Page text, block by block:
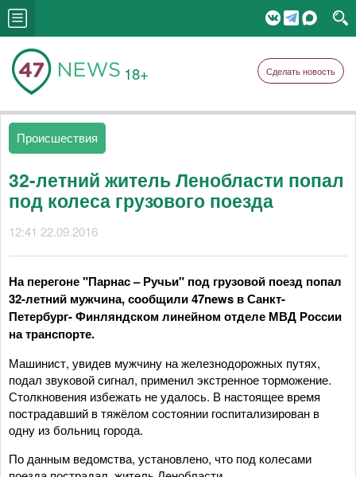
18+ Сделать новость
Происшествия
32-летний житель Ленобласти попал
под колеса грузового поезда
12:41 22.09.2016
На перегоне "Парнас – Ручьи" под грузовой поезд попал
32-летний мужчина, сообщили 47news в Санкт-
Петербург- Финляндском линейном отделе МВД России
на транспорте.
Машинист, увидев мужчину на железнодорожных путях,
подал звуковой сигнал, применил экстренное торможение.
Столкновения избежать не удалось. В настоящее время
пострадавший в тяжёлом состоянии госпитализирован в
одну из больниц города.
По данным ведомства, установлено, что под колесами